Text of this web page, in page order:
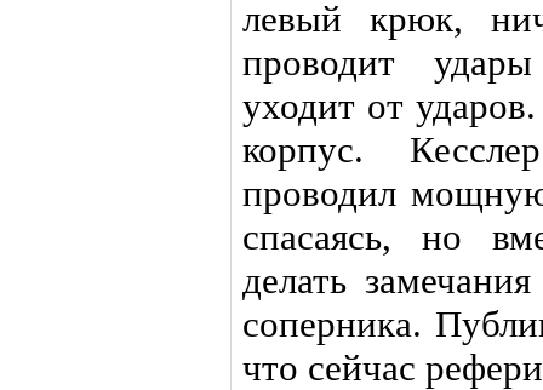
левый крюк,
проводит
уходит от
корпус.
проводил
спасаясь, но
делать
соперника.
что сейчас